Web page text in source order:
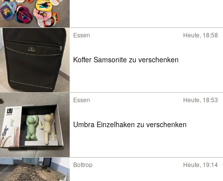
Essen Heute, 18:58
Koffer Samsonite zu verschenken
Essen Heute, 18:53
Umbra Einzelhaken zu verschenken
Bottrop Heute, 19:14